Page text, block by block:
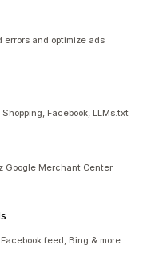
and optimize ads
Facebook, LLMs.txt
Google Merchant Center
feed, Bing & more